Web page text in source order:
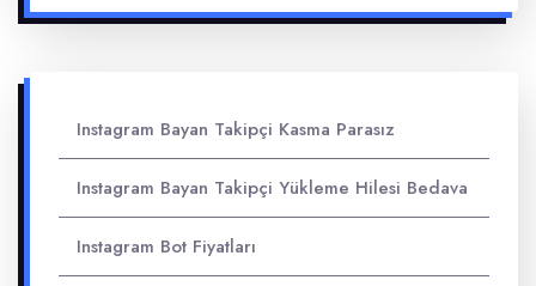
Instagram Bayan Takipçi Kasma Parasız
Instagram Bayan Takipçi Yükleme Hilesi Bedava
Instagram Bot Fiyatları